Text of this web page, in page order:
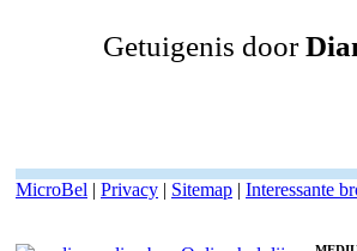
Getuigenis door
MicroBel | Privacy | Sitemap | Interessante